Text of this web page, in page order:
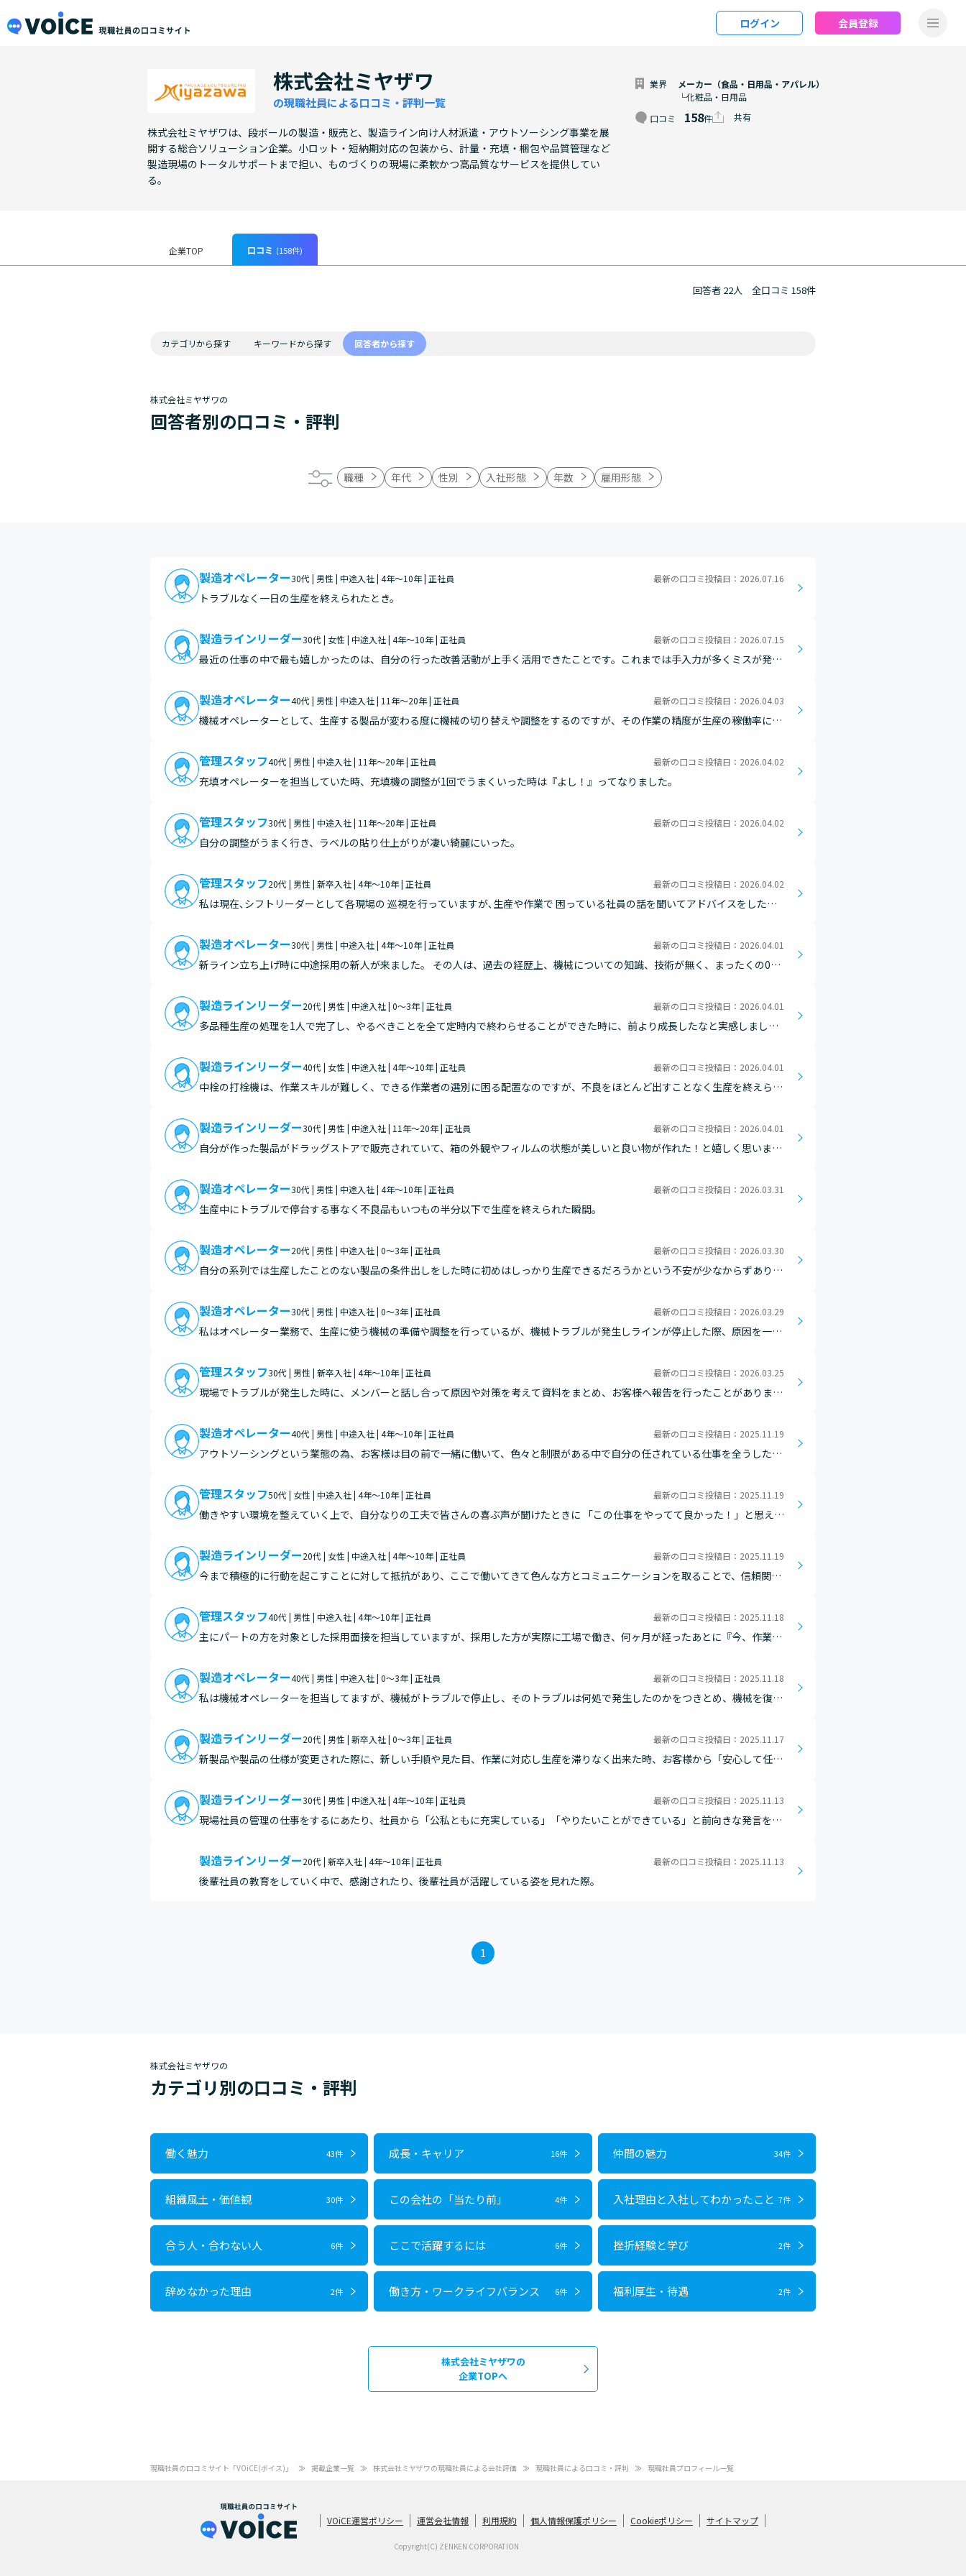
メインコンテンツにスキップ
ログイン 会員登録
株式会社ミヤザワ
の現職社員による口コミ・評判一覧
株式会社ミヤザワは、段ボールの製造・販売と、製造ライン向け人材派遣・アウトソーシング事業を展
開する総合ソリューション企業。小ロット・短納期対応の包装から、計量・充填・梱包や品質管理など
製造現場のトータルサポートまで担い、ものづくりの現場に柔軟かつ高品質なサービスを提供してい
る。
業界
メーカー（食品・日用品・アパレル）
└化粧品・日用品
口コミ 158件 共有
企業TOP 口コミ (158件)
回答者 22人 全口コミ 158件
カテゴリから探す キーワードから探す 回答者から探す
株式会社ミヤザワの
回答者別の口コミ・評判
職種 年代 性別 入社形態 年数 雇用形態
製造オペレーター30代 | 男性 | 中途入社 | 4年～10年 | 正社員 最新の口コミ投稿日：2026.07.16
トラブルなく一日の生産を終えられたとき。
製造ラインリーダー30代 | 女性 | 中途入社 | 4年～10年 | 正社員 最新の口コミ投稿日：2026.07.15
最近の仕事の中で最も嬉しかったのは、自分の行った改善活動が上手く活用できたことです。これまでは手入力が多くミスが発生
込み、…
製造オペレーター40代 | 男性 | 中途入社 | 11年～20年 | 正社員 最新の口コミ投稿日：2026.04.03
機械オペレーターとして、生産する製品が変わる度に機械の切り替えや調整をするのですが、その作業の精度が生産の稼働率に大
繋が…
管理スタッフ40代 | 男性 | 中途入社 | 11年～20年 | 正社員 最新の口コミ投稿日：2026.04.02
充填オペレーターを担当していた時、充填機の調整が1回でうまくいった時は『よし！』ってなりました。
管理スタッフ30代 | 男性 | 中途入社 | 11年～20年 | 正社員 最新の口コミ投稿日：2026.04.02
自分の調整がうまく行き、ラベルの貼り仕上がりが凄い綺麗にいった。
管理スタッフ20代 | 男性 | 新卒入社 | 4年～10年 | 正社員 最新の口コミ投稿日：2026.04.02
私は現在､シフトリーダーとして各現場の 巡視を行っていますが､生産や作業で 困っている社員の話を聞いてアドバイスをしたり
製造オペレーター30代 | 男性 | 中途入社 | 4年～10年 | 正社員 最新の口コミ投稿日：2026.04.01
新ライン立ち上げ時に中途採用の新人が来ました。 その人は、過去の経歴上、機械についての知識、技術が無く、まったくの0か
け…
製造ラインリーダー20代 | 男性 | 中途入社 | 0～3年 | 正社員 最新の口コミ投稿日：2026.04.01
多品種生産の処理を1人で完了し、やるべきことを全て定時内で終わらせることができた時に、前より成長したなと実感しまし
産から得…
製造ラインリーダー40代 | 女性 | 中途入社 | 4年～10年 | 正社員 最新の口コミ投稿日：2026.04.01
中栓の打栓機は、作業スキルが難しく、できる作業者の選別に困る配置なのですが、不良をほとんど出すことなく生産を終えられ
製造ラインリーダー30代 | 男性 | 中途入社 | 11年～20年 | 正社員 最新の口コミ投稿日：2026.04.01
自分が作った製品がドラッグストアで販売されていて、箱の外観やフィルムの状態が美しいと良い物が作れた！と嬉しく思いま
す。
製造オペレーター30代 | 男性 | 中途入社 | 4年～10年 | 正社員 最新の口コミ投稿日：2026.03.31
生産中にトラブルで停台する事なく不良品もいつもの半分以下で生産を終えられた瞬間。
製造オペレーター20代 | 男性 | 中途入社 | 0～3年 | 正社員 最新の口コミ投稿日：2026.03.30
自分の系列では生産したことのない製品の条件出しをした時に初めはしっかり生産できるだろうかという不安が少なからずありま
くなり…
製造オペレーター30代 | 男性 | 中途入社 | 0～3年 | 正社員 最新の口コミ投稿日：2026.03.29
私はオペレーター業務で、生産に使う機械の準備や調整を行っているが、機械トラブルが発生しラインが停止した際、原因を一つ
調整を…
管理スタッフ30代 | 男性 | 新卒入社 | 4年～10年 | 正社員 最新の口コミ投稿日：2026.03.25
現場でトラブルが発生した時に、メンバーと話し合って原因や対策を考えて資料をまとめ、お客様へ報告を行ったことがありまし
製造オペレーター40代 | 男性 | 中途入社 | 4年～10年 | 正社員 最新の口コミ投稿日：2025.11.19
アウトソーシングという業態の為、お客様は目の前で一緒に働いて、色々と制限がある中で自分の任されている仕事を全うしたこ
管理スタッフ50代 | 女性 | 中途入社 | 4年～10年 | 正社員 最新の口コミ投稿日：2025.11.19
働きやすい環境を整えていく上で、自分なりの工夫で皆さんの喜ぶ声が聞けたときに 「この仕事をやってて良かった！」と思えま
て…
製造ラインリーダー20代 | 女性 | 中途入社 | 4年～10年 | 正社員 最新の口コミ投稿日：2025.11.19
今まで積極的に行動を起こすことに対して抵抗があり、ここで働いてきて色んな方とコミュニケーションを取ることで、信頼関係
て来て…
管理スタッフ40代 | 男性 | 中途入社 | 4年～10年 | 正社員 最新の口コミ投稿日：2025.11.18
主にパートの方を対象とした採用面接を担当していますが、採用した方が実際に工場で働き、何ヶ月が経ったあとに『今、作業現
やって…
製造オペレーター40代 | 男性 | 中途入社 | 0～3年 | 正社員 最新の口コミ投稿日：2025.11.18
私は機械オペレーターを担当してますが、機械がトラブルで停止し、そのトラブルは何処で発生したのかをつきとめ、機械を復旧
る事…
製造ラインリーダー20代 | 男性 | 新卒入社 | 0～3年 | 正社員 最新の口コミ投稿日：2025.11.17
新製品や製品の仕様が変更された際に、新しい手順や見た目、作業に対応し生産を滞りなく出来た時、お客様から「安心して任せ
製造ラインリーダー30代 | 男性 | 中途入社 | 4年～10年 | 正社員 最新の口コミ投稿日：2025.11.13
現場社員の管理の仕事をするにあたり、社員から「公私ともに充実している」「やりたいことができている」と前向きな発言をも
出や…
製造ラインリーダー20代 | 新卒入社 | 4年～10年 | 正社員 最新の口コミ投稿日：2025.11.13
後輩社員の教育をしていく中で、感謝されたり、後輩社員が活躍している姿を見れた際。
1
株式会社ミヤザワの
カテゴリ別の口コミ・評判
働く魅力 43件 成長・キャリア 16件 仲間の魅力 34件
組織風土・価値観 30件 この会社の「当たり前」 4件 入社理由と入社してわかったこと 7件
合う人・合わない人 6件 ここで活躍するには 6件 挫折経験と学び 2件
辞めなかった理由 2件 働き方・ワークライフバランス 6件 福利厚生・待遇 2件
株式会社ミヤザワの
企業TOPへ
現職社員の口コミサイト「VOiCE(ボイス)」 掲載企業一覧 株式会社ミヤザワの現職社員による会社評価 現職社員による口コミ・評判 現職社員プロフィール一覧
VOiCE運営ポリシー 運営会社情報 利用規約 個人情報保護ポリシー Cookieポリシー サイトマップ
Copyright(C) ZENKEN CORPORATION